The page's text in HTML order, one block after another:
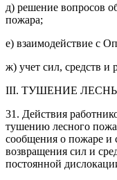
д) решение вопросов
пожара;
е) взаимодействие с
ж) учет сил, средств и
III. ТУШЕНИЕ
31. Действия
тушению лесного
сообщения о пожаре и
возвращения сил и
постоянной